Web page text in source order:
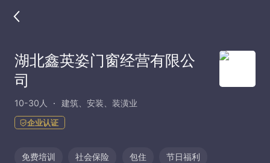
湖北鑫英姿门窗经营有限公
司
10-30人 建筑、安装、装潢业
企业认证
免费培训 社会保险 包住 节日福利